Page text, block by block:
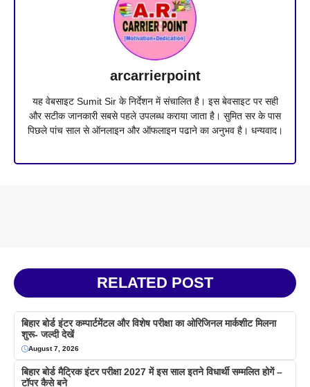
arcarrierpoint
यह वेबसाइट Sumit Sir के निर्देशन में संचालित है। इस बेवसाइट पर सही
और सटीक जानकारी सबसे पहले उपलब्ध कराया जाता है। सुमित सर के पास
पिछले पांच साल से ऑनलाइन और ऑफलाइन पढाने का अनुभव है। धन्यवाद।
RELATED POST
बिहार बोर्ड इंटर कम्पार्टमेंटल और विशेष परीक्षा का ओरिजिनल मार्कशीट मिलना
शुरू- जल्दी देखें
August 7, 2026
बिहार बोर्ड मैट्रिक इंटर परीक्षा 2027 में इस साल इतने विधार्थी सम्मलित होगें –
टॉपर कैसे बने